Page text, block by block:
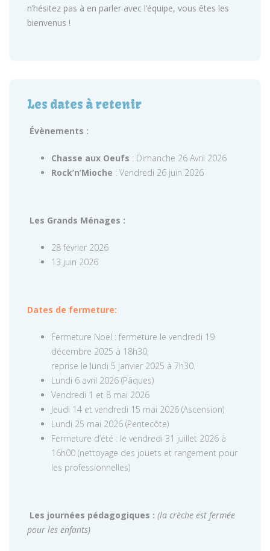
n’hésitez pas à en parler avec l’équipe, vous êtes les
bienvenus !
Les dates à retenir
Évènements :
Chasse aux Oeufs : Dimanche 26 Avril 2026
Rock’n’Mioche : Vendredi 26 juin 2026
Les Grands Ménages :
28 février 2026
13 juin 2026
Dates de fermeture:
Fermeture Noël : fermeture le vendredi 19
décembre 2025 à 18h30,
reprise le lundi 5 janvier 2025 à 7h30.
Lundi 6 avril 2026 (Pâques)
Vendredi 1 et 8 mai 2026
Jeudi 14 et vendredi 15 mai 2026 (Ascension)
Lundi 25 mai 2026 (Pentecôte)
Fermeture d’été : le vendredi 31 juillet 2026 à
16h00 (nettoyage des jouets et rangement pour
les professionnelles)
Les journées pédagogiques : (la crèche est fermée
pour les enfants)